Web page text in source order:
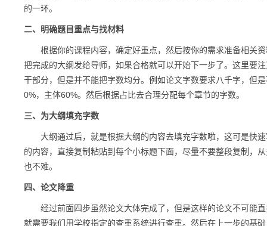
的一环。
二、明确题目重点与找材料
根据你的课程内容，确定好重点，然后按你的需求准备相关资
把完成的大纲发给导师，如果合格就可以开始下一步了。这里要
干部分，但是并不能把字数均分。例如论文字数要求八千字，但
0%，主体60%。然后根据占比去合理分配每个章节的字数。
三、为大纲填充字数
大纲通过后，就是根据大纲的内容去填充字数啦，这可是快速
的内容，直接复制粘贴到每个小标题下面，尽量不要整段复制，
也不难。
四、论文降重
经过前面四步虽然论文大体完成了，但是这样的论文不可能直
就需要我们用学校指定的查重系统进行查重。然后在上一步的基